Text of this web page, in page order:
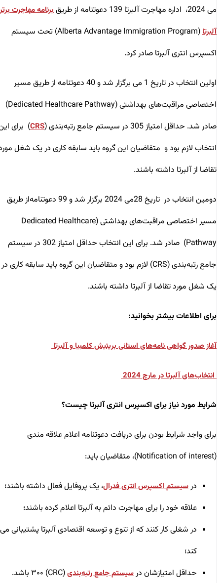
می 2024، اداره مهاجرت آلبرتا 139 دعوتنامه از طریق
برنامه مهاجرت برتر
آلبرتا
(Alberta Advantage Immigration Program) تحت سیستم
اکسپرس انتری آلبرتا صادر کرد.
اولین انتخاب در تاریخ 1 می برگزار شد و 40 دعوتنامه‌‌ از طریق مسیر
اختصاصی مراقبت‌های بهداشتی (Dedicated Healthcare Pathway)
صادر شد. حداقل امتیاز 305 در سیستم جامع رتبه‌بندی (
CRS) برای این
انتخاب لازم بود و متقاضیان این گروه باید سابقه کاری در یک شغل مورد
تقاضا از آلبرتا داشته باشند.
دومین انتخاب در تاریخ 28می 2024 برگزار شد و 99 دعوتنامه‌‌از طریق
مسیر اختصاصی مراقبت‌های بهداشتی (Dedicated Healthcare
Pathway) صادر شد. برای این انتخاب حداقل امتیاز 302 در سیستم
جامع رتبه‌بندی (CRS) لازم بود و متقاضیان این گروه باید سابقه کاری در
یک شغل مورد تقاضا از آلبرتا داشته باشند.
برای اطلاعات بیشتر بخوانید:
آغاز صدور گواهی نامه‌های استانی بریتیش کلمبیا و آلبرتا
انتخاب‌های آلبرتا در مارچ 2024
شرایط مورد نیاز برای اکسپرس انتری آلبرتا چیست؟
برای واجد شرایط بودن برای دریافت دعوتنامه اعلام علاقه مندی
درسیستم اکسپرس انتری فدرال، یک پروفایل فعال داشته باشند؛
علاقه خود را برای مهاجرت دائم به آلبرتا اعلام کرده باشند؛
در شغلی کار کنند که از تنوع و توسعه اقتصادی آلبرتا پشتیبانی می
کند؛
حداقل امتیازشان درسیستم جامع رتبه‌بندی(CRC) ۳۰۰ باشد.